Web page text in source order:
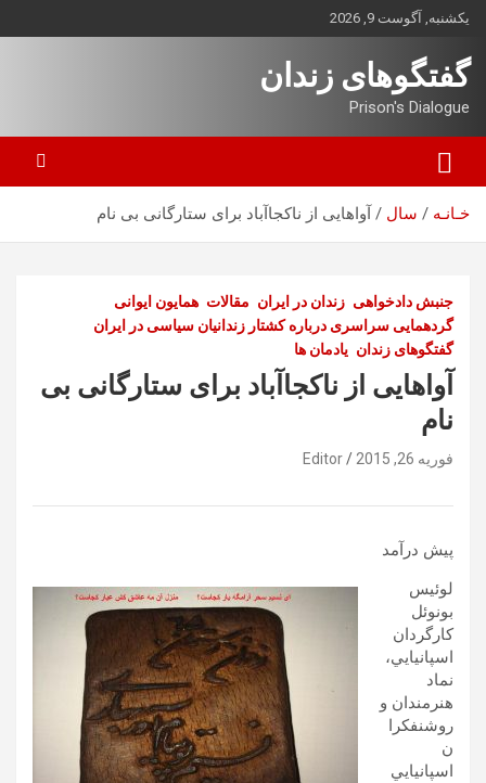
بروید
یکشنبه, آگوست 9, 2026
گفتگوهای زندان
Prison's Dialogue
خـانـه سال آواهایی از ناکجاآباد برای ستارگانی بی نام
جنبش دادخواهی زندان در ایران مقالات همایون ایوانی
گردهمایی سراسری درباره کشتار زندانیان سیاسی در ایران
گفتگوهای زندان یادمان ها
آواهایی از ناکجاآباد برای ستارگانی بی
نام
فوریه 26, 2015 Editor
پيش درآمد
لوئيس
بونوئل
کارگردان
اسپانيايي،
نماد
هنرمندان و
روشنفکرا
ن
اسپانيايي